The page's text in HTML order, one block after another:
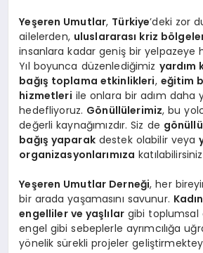
Yeşeren Umutlar, Türkiye’deki zor
ailelerden, uluslararası kriz
insanlara kadar geniş bir yelpazeye
Yıl boyunca düzenlediğimiz yardım
bağış toplama etkinlikleri, eğitim
hizmetleri ile onlara bir adım daha
hedefliyoruz. Gönüllülerimiz, bu
değerli kaynağımızdır. Siz de gönüllü
bağış yaparakdestek olabilir veya
organizasyonlarımıza
Yeşeren Umutlar Derneği, her
bir arada yaşamasını savunur.
engelliler ve yaşlılar gibi toplumsal
engel gibi sebeplerle ayrımcılığa
yönelik sürekli projeler